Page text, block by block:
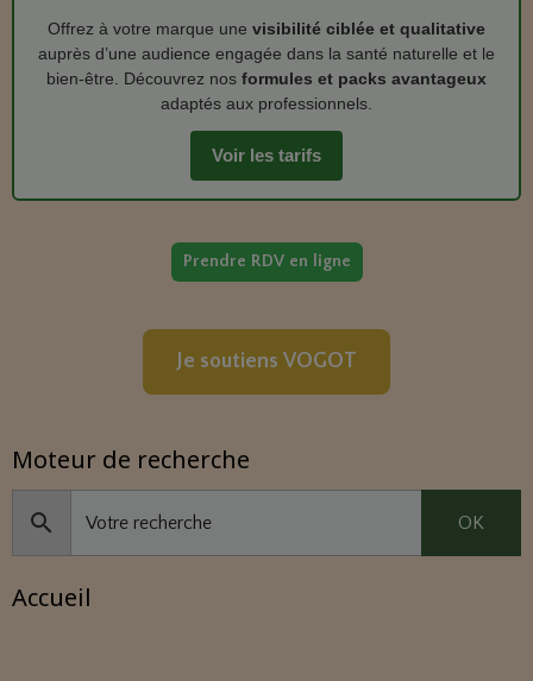
Offrez à votre marque une visibilité ciblée et qualitative
auprès d’une audience engagée dans la santé naturelle et le
bien‑être. Découvrez nos formules et packs avantageux
adaptés aux professionnels.
Voir les tarifs
Prendre RDV en ligne
Je soutiens VOGOT
Moteur de recherche
OK
Accueil